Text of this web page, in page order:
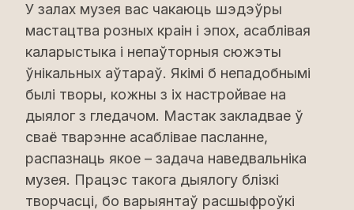
У залах музея вас чакаюць шэдэўры
мастацтва розных краін і эпох, асаблівая
каларыстыка і непаўторныя сюжэты
ўнікальных аўтараў. Якімі б непадобнымі
былі творы, кожны з іх настройвае на
дыялог з гледачом. Мастак закладвае ў
сваё тварэнне асаблівае пасланне,
распазнаць якое – задача наведвальніка
музея. Працэс такога дыялогу блізкі
творчасці, бо варыянтаў расшыфроўкі